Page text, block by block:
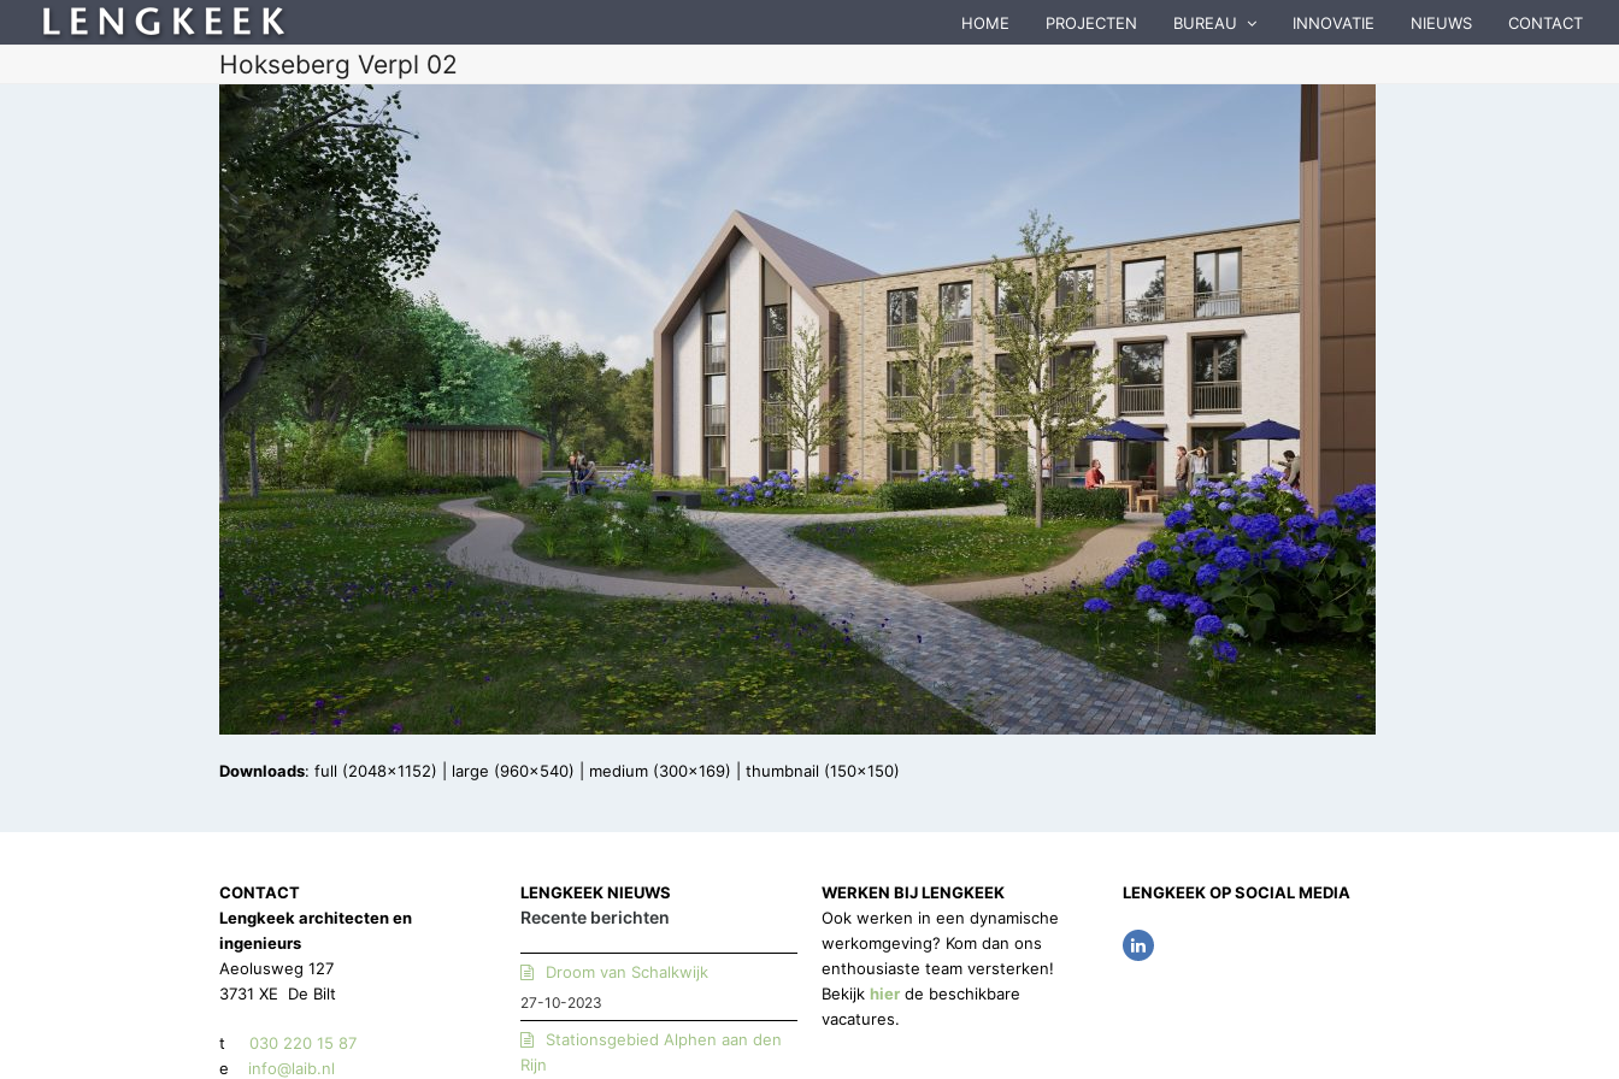
HOME PROJECTEN BUREAU INNOVATIE NIEUWS CONTACT
Hokseberg Verpl 02
Downloads: full (2048x1152) large (960x540) medium (300x169) thumbnail (150x150)
CONTACT
Lengkeek architecten en
ingenieurs
Aeolusweg 127
3731 XE De Bilt
t 030 220 15 87
e info@laib.nl
LENGKEEK NIEUWS
Recente berichten
Droom van Schalkwijk
27-10-2023
Stationsgebied Alphen aan den
Rijn
WERKEN BIJ LENGKEEK
Ook werken in een dynamische
werkomgeving? Kom dan ons
enthousiaste team versterken!
Bekijk hier de beschikbare
vacatures.
LENGKEEK OP SOCIAL MEDIA
L